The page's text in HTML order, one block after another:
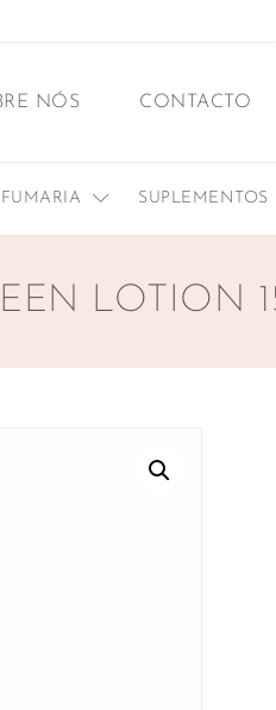
NÓS CONTACTO
SUPLEMENTOS
LOTION